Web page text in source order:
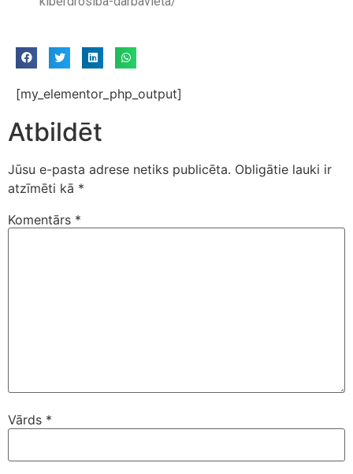
[my_elementor_php_output]
Atbildēt
Jūsu e-pasta adrese netiks publicēta. Obligātie lauki ir
atzīmēti kā *
Komentārs *
Vārds *